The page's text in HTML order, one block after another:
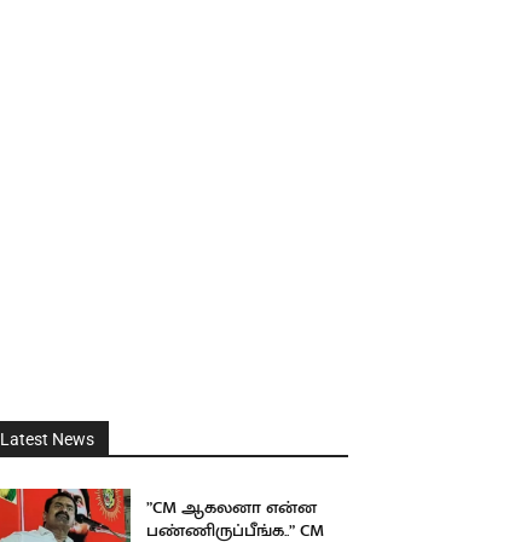
Latest News
”CM ஆகலனா என்ன
பண்ணிருப்பீங்க..” CM